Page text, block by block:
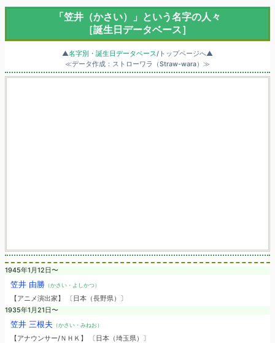
「笠井（かさい）」という名字の人々
［誕生日データベース］
▲名字別・誕生日データベース/トップページへ▲
≪データ作成：ストローワラ（Straw-wara）≫
1945年1月12日〜
笠井 由勝（かさい・よしかつ）
【アニメ演出家】 〔日本（長野県）〕
1935年1月21日〜
笠井 三根夫 （かさい・みねお）
【アナウンサー/ＮＨＫ】 〔日本（埼玉県）〕